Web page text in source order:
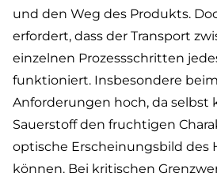
und den Weg des Produkts.
erfordert, dass der Transport
einzelnen Prozessschritten
funktioniert. Insbesondere
Anforderungen hoch, da selbst
Sauerstoff den fruchtigen
optische Erscheinungsbild des
können. Bei kritischen